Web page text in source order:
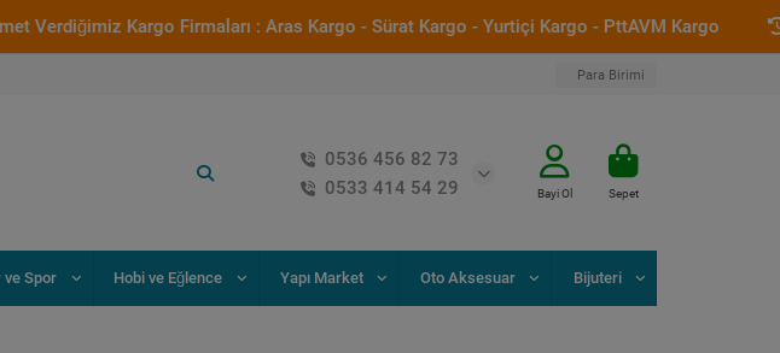
Kargo Firmaları : Aras Kargo - Sürat Kargo - Yurtiçi Kargo - PttAVM Kargo
Para Birimi
0536 456 82 73
0533 414 54 29
Bayi Ol Sepet
ve Spor Hobi ve Eğlence Yapı Market Oto Aksesuar Bijuteri